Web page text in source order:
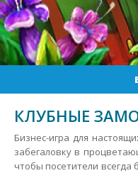
КЛУБНЫЕ
Бизнес-игра для
забегаловку в
чтобы посетители